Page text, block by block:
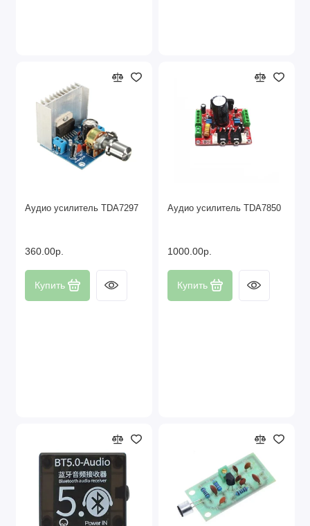
Аудио усилитель TDA7297
360.00р.
Купить
Аудио усилитель TDA7850
1000.00р.
Купить